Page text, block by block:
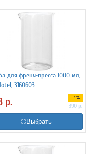
для френч-пресса 1000 мл,
3160603
р. -7 %
390р.
Выбрать